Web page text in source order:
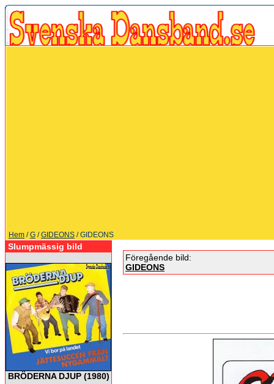
Hem /G /GIDEONS / GIDEONS
Slumpmässig bild
BRÖDERNA DJUP (1980)
Föregående bild:
GIDEONS